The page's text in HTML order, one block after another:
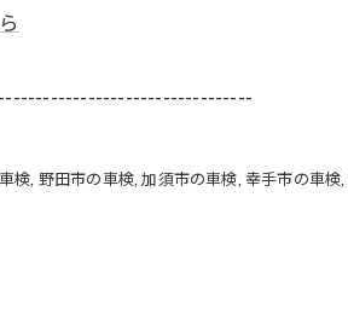
検 野田市の車検 加須市の車検 幸手市の車検